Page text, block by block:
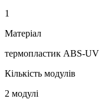
1
Матеріал
термопластик ABS-UV
Кількість модулів
2 модулі